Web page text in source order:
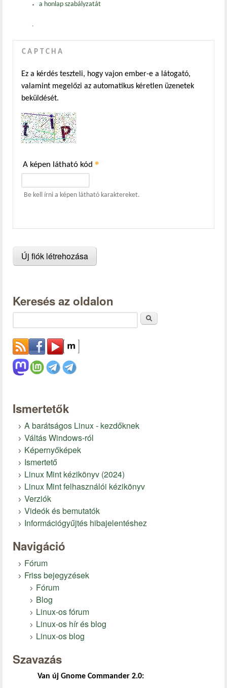
a honlap szabályzatát
.
CAPTCHA
Ez a kérdés teszteli, hogy vajon ember-e a látogató,
valamint megelőzi az automatikus kéretlen üzenetek
beküldését.
A képen látható kód *
Be kell írni a képen látható karaktereket.
Keresés az oldalon
Ismertetők
A barátságos Linux - kezdőknek
Váltás Windows-ról
Képernyőképek
Ismertető
Linux Mint kézikönyv (2024)
Linux Mint felhasználói kézikönyv
Verziók
Videók és bemutatók
Információgyűjtés hibajelentéshez
Navigáció
Fórum
Friss bejegyzések
Fórum
Blog
Linux-os fórum
Linux-os hír és blog
Linux-os blog
Szavazás
Van új Gnome Commander 2.0: